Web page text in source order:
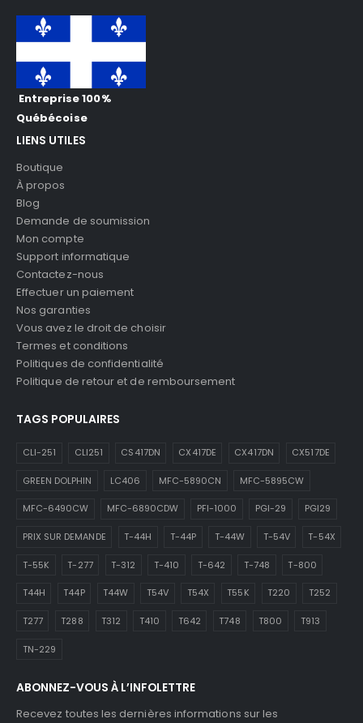
Entreprise 100%
Québécoise
LIENS UTILES
Boutique
À propos
Blog
Demande de soumission
Mon compte
Support informatique
Contactez-nous
Effectuer un paiement
Nos garanties
Vous avez le droit de choisir
Termes et conditions
Politiques de confidentialité
Politique de retour et de remboursement
TAGS POPULAIRES
CLI-251 CLI251 CS417DN CX417DE CX417DN CX517DE
GREEN DOLPHIN LC406 MFC-5890CN MFC-5895CW
MFC-6490CW MFC-6890CDW PFI-1000 PGI-29 PGI29
PRIX SUR DEMANDE T-44H T-44P T-44W T-54V T-54X
T-55K T-277 T-312 T-410 T-642 T-748 T-800
T44H T44P T44W T54V T54X T55K T220 T252
T277 T288 T312 T410 T642 T748 T800 T913
TN-229
ABONNEZ-VOUS À L’INFOLETTRE
Recevez toutes les dernières informations sur les